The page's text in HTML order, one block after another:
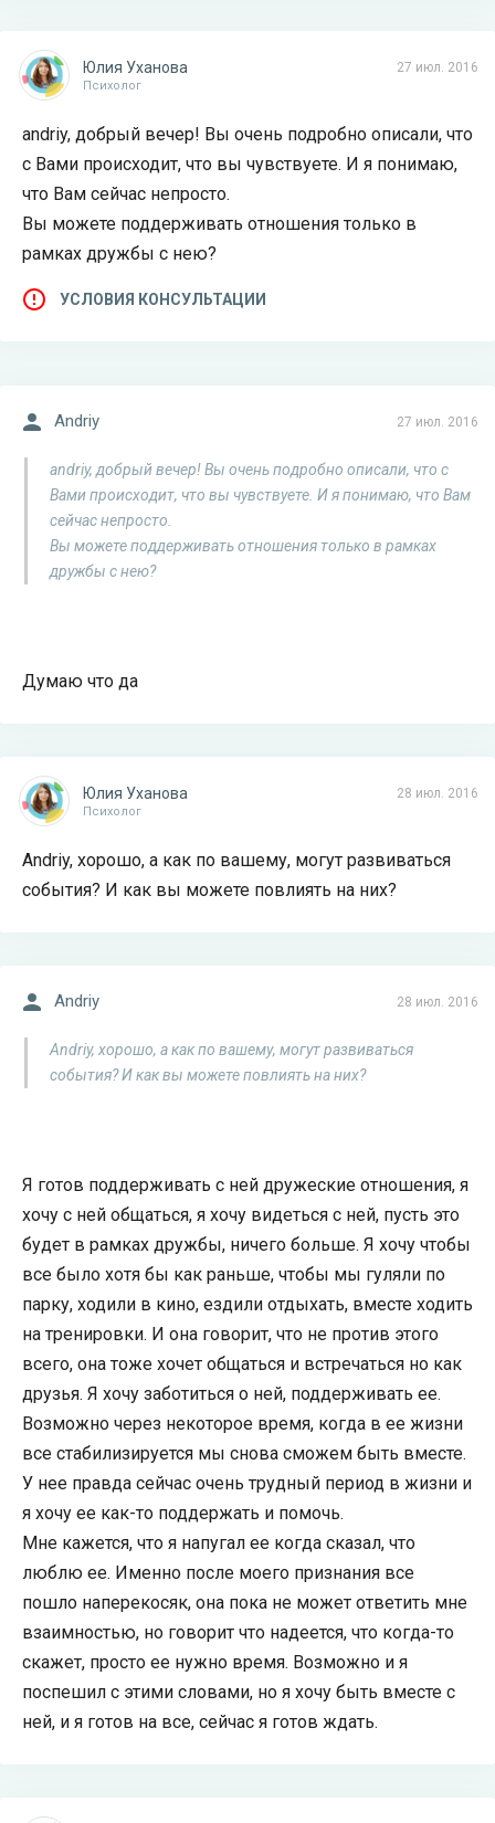
27 июл. 2016
Юлия Уханова
Психолог
andriy, добрый вечер! Вы очень подробно описали, что
с Вами происходит, что вы чувствуете. И я понимаю,
что Вам сейчас непросто.
Вы можете поддерживать отношения только в
рамках дружбы с нею?
УСЛОВИЯ КОНСУЛЬТАЦИИ
27 июл. 2016
Andriy
andriy, добрый вечер! Вы очень подробно описали, что с
Вами происходит, что вы чувствуете. И я понимаю, что Вам
сейчас непросто.
Вы можете поддерживать отношения только в рамках
дружбы с нею?
Думаю что да
28 июл. 2016
Юлия Уханова
Психолог
Andriy, хорошо, а как по вашему, могут развиваться
события? И как вы можете повлиять на них?
28 июл. 2016
Andriy
Andriy, хорошо, а как по вашему, могут развиваться
события? И как вы можете повлиять на них?
Я готов поддерживать с ней дружеские отношения, я
хочу с ней общаться, я хочу видеться с ней, пусть это
будет в рамках дружбы, ничего больше. Я хочу чтобы
все было хотя бы как раньше, чтобы мы гуляли по
парку, ходили в кино, ездили отдыхать, вместе ходить
на тренировки. И она говорит, что не против этого
всего, она тоже хочет общаться и встречаться но как
друзья. Я хочу заботиться о ней, поддерживать ее.
Возможно через некоторое время, когда в ее жизни
все стабилизируется мы снова сможем быть вместе.
У нее правда сейчас очень трудный период в жизни и
я хочу ее как-то поддержать и помочь.
Мне кажется, что я напугал ее когда сказал, что
люблю ее. Именно после моего признания все
пошло наперекосяк, она пока не может ответить мне
взаимностью, но говорит что надеется, что когда-то
скажет, просто ее нужно время. Возможно и я
поспешил с этими словами, но я хочу быть вместе с
ней, и я готов на все, сейчас я готов ждать.